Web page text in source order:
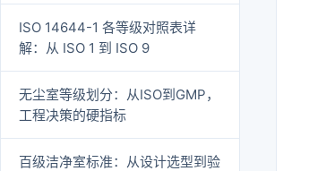
ISO 14644-1 各等级对照表详
解：从 ISO 1 到 ISO 9
无尘室等级划分：从ISO到GMP，
工程决策的硬指标
百级洁净室标准：从设计选型到验